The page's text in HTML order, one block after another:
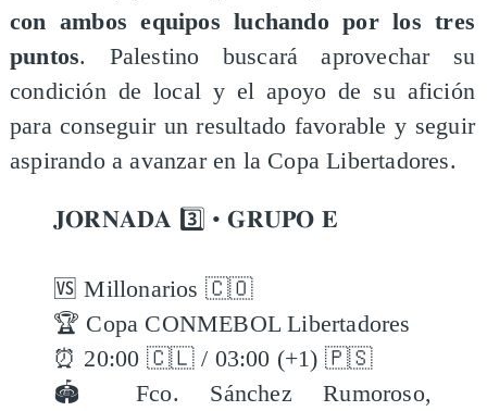
con ambos equipos luchando por los tres
puntos. Palestino buscará aprovechar su
condición de local y el apoyo de su afición
para conseguir un resultado favorable y seguir
aspirando a avanzar en la Copa Libertadores.
𝐉𝐎𝐑𝐍𝐀𝐃𝐀 3️⃣ • 𝐆𝐑𝐔𝐏𝐎 𝐄
🆚 Millonarios 🇨🇴
🏆 Copa CONMEBOL Libertadores
⏰ 20:00 🇨🇱 / 03:00 (+1) 🇵🇸
🏟️ Fco. Sánchez Rumoroso,